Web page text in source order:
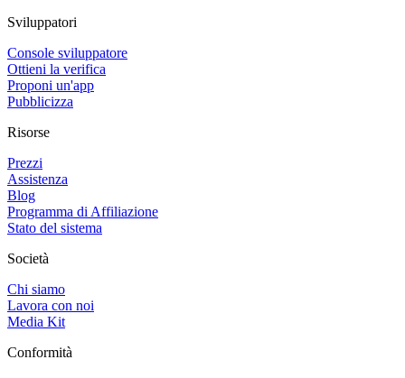
Sviluppatori
Console sviluppatore
Ottieni la verifica
Proponi un'app
Pubblicizza
Risorse
Prezzi
Assistenza
Blog
Programma di Affiliazione
Stato del sistema
Società
Chi siamo
Lavora con noi
Media Kit
Conformità